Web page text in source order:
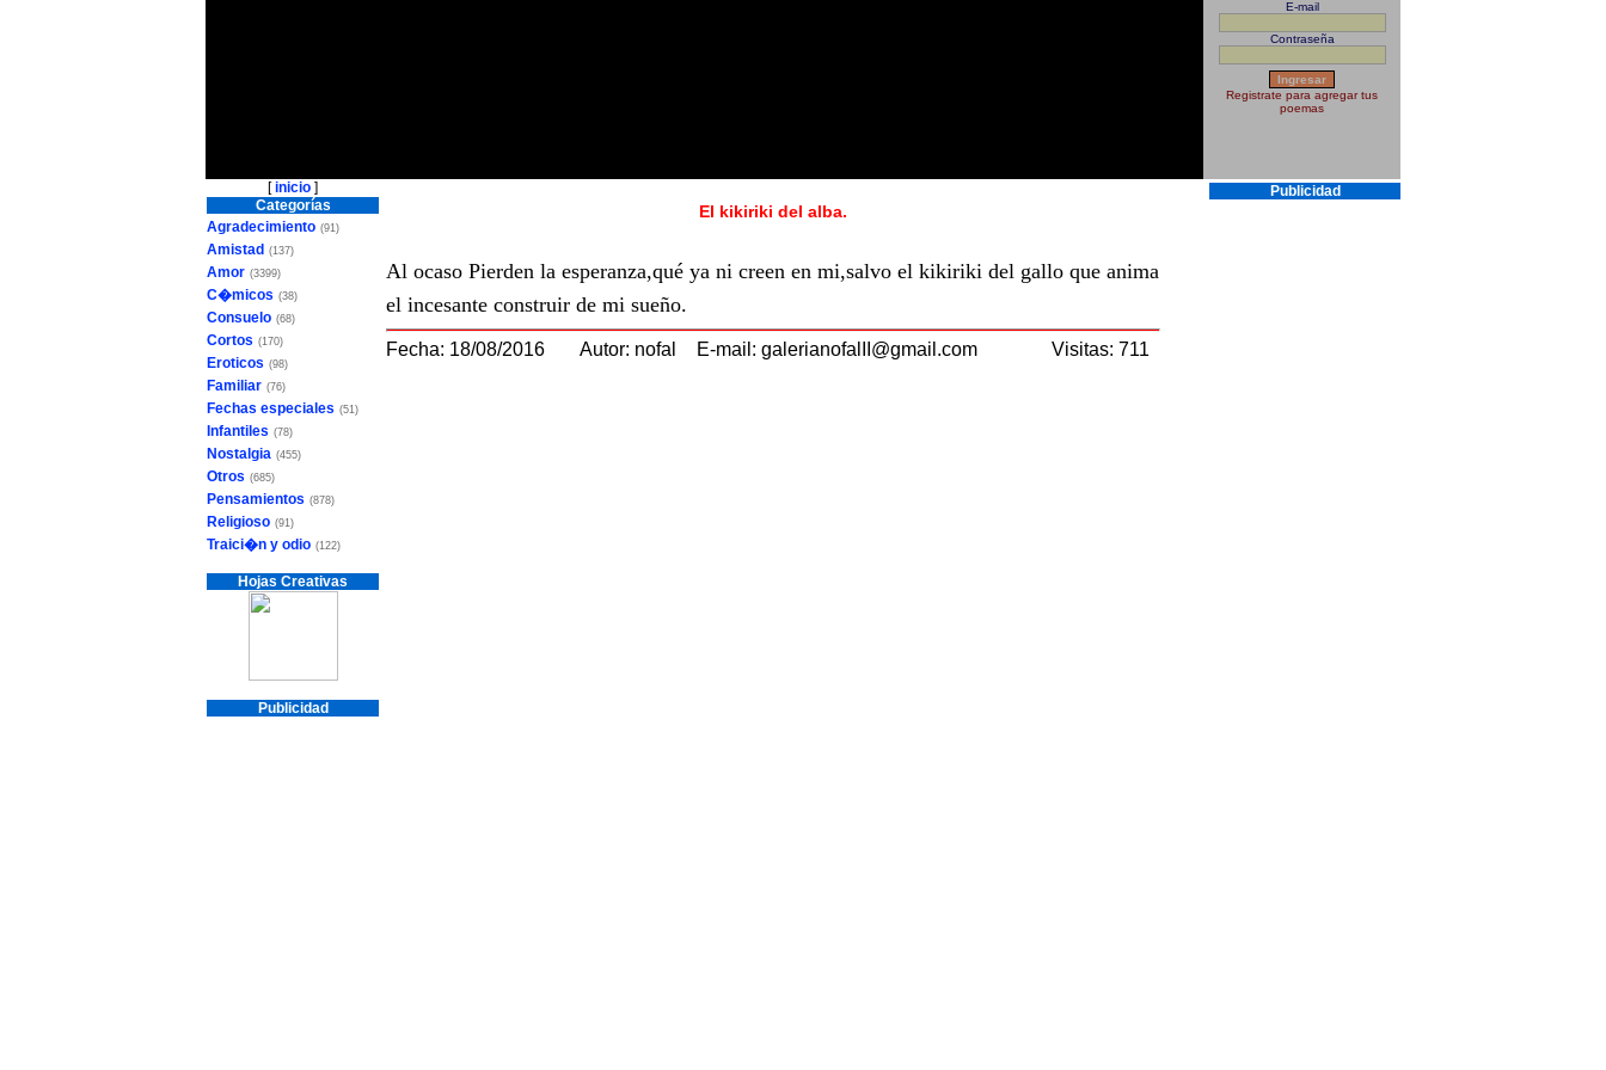
E-mail
Contraseña
Registrate para agregar tus
poemas
[inicio ]
Categorías
Agradecimiento (91)
Amistad (137)
Amor (3399)
C�micos (38)
Consuelo (68)
Cortos (170)
Eroticos (98)
Familiar (76)
Fechas especiales (51)
Infantiles (78)
Nostalgia (455)
Otros (685)
Pensamientos (878)
Religioso (91)
Traici�n y odio (122)
Hojas Creativas
Publicidad
El kikiriki del alba.
Al ocaso Pierden la esperanza,qué ya ni creen en mi,salvo el kikiriki del gallo que anima
el incesante construir de mi sueño.
Fecha: 18/08/2016 Autor: nofal E-mail: galerianofalII@gmail.com Visitas: 711
Publicidad